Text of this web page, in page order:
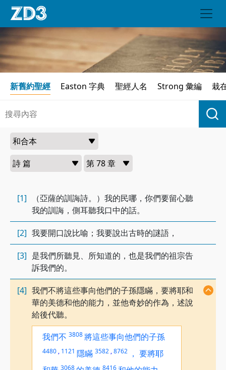
新舊約聖經 Easton 字典 聖經人名 Strong 彙編 栽
[1]
（亞薩的訓誨詩。）我的民哪，你們要留心聽
我的訓誨，側耳聽我口中的話。
[2] 我要開口說比喻；我要說出古時的謎語，
[3] 是我們所聽見、所知道的，也是我們的祖宗告
訴我們的。
[4] 我們不將這些事向他們的子孫隱瞞，要將耶和
華的美德和他的能力，並他奇妙的作為，述說
給後代聽。
我們不 3808 將這些事向他們的子孫
4480 , 1121 隱瞞 3582 ,8762 ， 要將耶
3068 8416